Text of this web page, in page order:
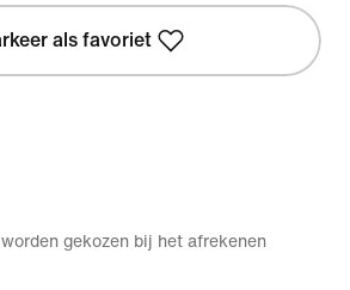
als favoriet
gekozen bij het afrekenen